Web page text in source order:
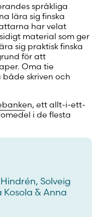
språkliga
lära sig finska
har velat
material som ger
sig praktisk finska
för att
Oma tie
skriven och
, ett allt-i-ett-
i de flesta
Solveig
& Anna